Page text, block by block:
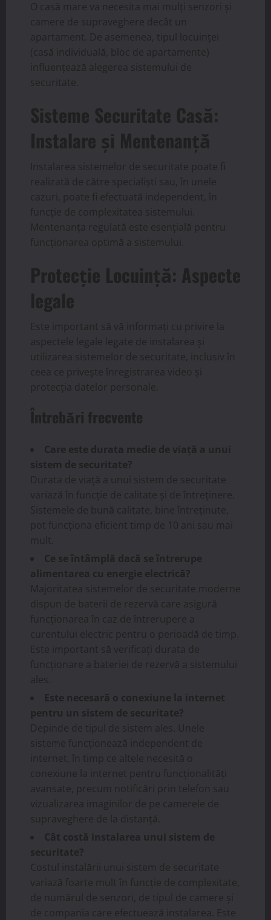
O casă mare va necesita mai mulți senzori și
camere de supraveghere decât un
apartament. De asemenea, tipul locuinței
(casă individuală, bloc de apartamente)
influențează alegerea sistemului de
securitate.
Sisteme Securitate Casă:
Instalare și Mentenanță
Instalarea sistemelor de securitate poate fi
realizată de către specialiști sau, în unele
cazuri, poate fi efectuată independent, în
funcție de complexitatea sistemului.
Mentenanța regulată este esențială pentru
funcționarea optimă a sistemului.
Protecție Locuință: Aspecte
legale
Este important să vă informați cu privire la
aspectele legale legate de instalarea și
utilizarea sistemelor de securitate, inclusiv în
ceea ce privește înregistrarea video și
protecția datelor personale.
Întrebări frecvente
Care este durata medie de viață a unui
sistem de securitate?
Durata de viață a unui sistem de securitate
variază în funcție de calitate și de întreținere.
Sistemele de bună calitate, bine întreținute,
pot funcționa eficient timp de 10 ani sau mai
mult.
Ce se întâmplă dacă se întrerupe
alimentarea cu energie electrică?
Majoritatea sistemelor de securitate moderne
dispun de baterii de rezervă care asigură
funcționarea în caz de întrerupere a
curentului electric pentru o perioadă de timp.
Este important să verificați durata de
funcționare a bateriei de rezervă a sistemului
ales.
Este necesară o conexiune la internet
pentru un sistem de securitate?
Depinde de tipul de sistem ales. Unele
sisteme funcționează independent de
internet, în timp ce altele necesită o
conexiune la internet pentru funcționalități
avansate, precum notificări prin telefon sau
vizualizarea imaginilor de pe camerele de
supraveghere de la distanță.
Cât costă instalarea unui sistem de
securitate?
Costul instalării unui sistem de securitate
variază foarte mult în funcție de complexitate,
de numărul de senzori, de tipul de camere și
de compania care efectuează instalarea. Este